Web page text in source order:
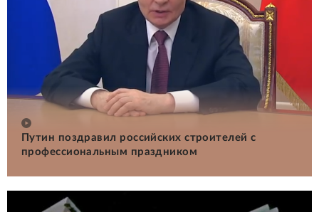
Путин поздравил российских строителей с
профессиональным праздником